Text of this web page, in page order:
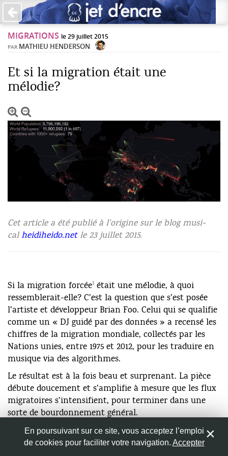
PAS DE COMMENTAIRES ×
Laisser une réponse
champs obligatoires sont indiqués avec *
Jet d'Encre vous prie d'inscrire vos commentaires dans un
esprit de dialogue et les limites du respect de chacun.
Merci.
Commentaire
Adresse de messagerie *
Enregistrer mon nom, mon e-mail et mon site web dans
le navigateur pour mon prochain commentaire.
MIGRATIONS le 29 juillet 2015
PAR MATHIEU HENDERSON
Et si la migration était une
mélodie?
Cet article a été publié à l’origine sur le blog musi­
cal heidiheido.netle 23 juillet 2015.
Si la migration forcée1 était une mélodie, à quoi
ressemblerait-elle? C’est la question que s’est posée
l’artiste et développeur Brian Foo. Celui qui se qualifie
comme un « DJ guidé par des données » a recensé les
chiffres de la migration mondiale, collectés par les
Nations unies, entre 1975 et 2012, pour les traduire en
musique via des algorithmes.
Le résultat est à la fois beau et surprenant. La pièce
débute doucement et s’amplifie à mesure que les flux
migratoires s’intensifient, pour terminer dans une
sorte de bourdonnement général.
L’approche n’est pas seulement artistique puisqu’elle
s’accompagne d’une carte où se dessinent les
En poursuivant sur ce site, vous acceptez l’emploi
de cookies pour faciliter votre navigation. Accepter